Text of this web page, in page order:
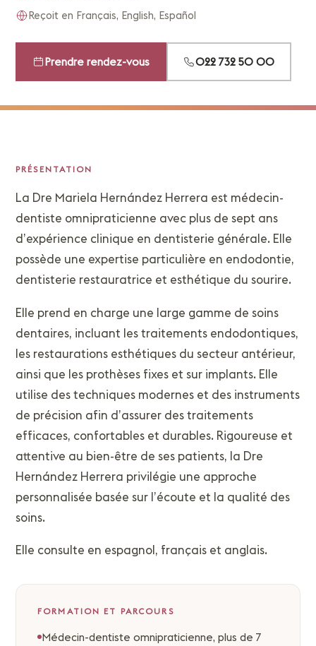
Reçoit en Français, English, Español
Prendre rendez-vous 022 732 50 00
PRÉSENTATION
La Dre Mariela Hernández Herrera est médecin-
dentiste omnipraticienne avec plus de sept ans
d’expérience clinique en dentisterie générale. Elle
possède une expertise particulière en endodontie,
dentisterie restauratrice et esthétique du sourire.
Elle prend en charge une large gamme de soins
dentaires, incluant les traitements endodontiques,
les restaurations esthétiques du secteur antérieur,
ainsi que les prothèses fixes et sur implants. Elle
utilise des techniques modernes et des instruments
de précision afin d’assurer des traitements
efficaces, confortables et durables. Rigoureuse et
attentive au bien-être de ses patients, la Dre
Hernández Herrera privilégie une approche
personnalisée basée sur l’écoute et la qualité des
soins.
Elle consulte en espagnol, français et anglais.
FORMATION ET PARCOURS
Médecin-dentiste omnipraticienne, plus de 7